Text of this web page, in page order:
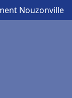
Nouzonville